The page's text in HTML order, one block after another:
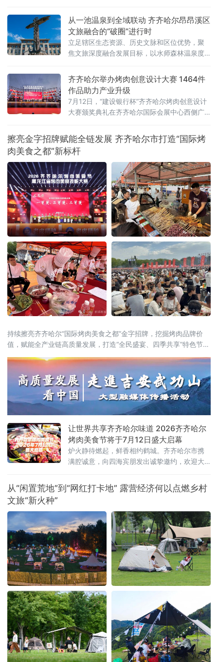
性与全民参与性。参赛选手均在武昌汉阳门1号
明口码头下水，个人抢渡长江挑战赛至汉阳南
岸嘴起水，全程游程约1800米，经过十
从一池温泉到全域联动 齐齐哈尔昂昂溪区
文旅融合的“破圈”进行时
立足辖区生态资源、历史文脉和区位优势，聚
焦文旅深度融合发展目标，以水师森林温泉度
赛事、涉外交流、历史街区、文物遗址多元文
旅资源，破除单点运营、季节受限、业态分散
发展瓶颈，探索特色化、全季节、全域化文旅
融合发展新路径，推动辖区文旅产业从单点景
区提质向全域业态联动升级，激活区域文
齐齐哈尔举办烤肉创意设计大赛 1464件
作品助力产业升级
7月12日，“建设银行杯”齐齐哈尔烤肉创意设计
大赛颁奖典礼在齐齐哈尔国际会展中心西侧广
共收到有效参赛作品1464件，旨在通过创意设
计赋能烤肉产业，推动本土品牌提质升级。地
方有关部门负责人、高校师生、设计从业者、
餐饮企业代表及媒体记者参加典礼，共同见证
优秀设计作品颁奖，并围绕创意成果的产业转
化展开交
擦亮金字招牌赋能全链发展 齐齐哈尔市打造“国际烤
肉美食之都”新标杆
持续擦亮齐齐哈尔“国际烤肉美食之都”金字招牌，挖掘烤肉品牌价
值，赋能全产业链高质量发展，打造“全民盛宴、四季共享”特色节庆
让世界共享齐齐哈尔味道 2026齐齐哈尔
烤肉美食节将于7月12日盛大启幕
炉火静待燃起，鲜香相约鹤城。齐齐哈尔市携
满腔诚意，向四海宾朋发出诚挚邀约，欢迎大
地道齐市烤肉，感受这座城市独有的市井韵味
与待客温情。
从“闲置荒地”到“网红打卡地” 露营经济何以点燃乡村
文旅“新火种”